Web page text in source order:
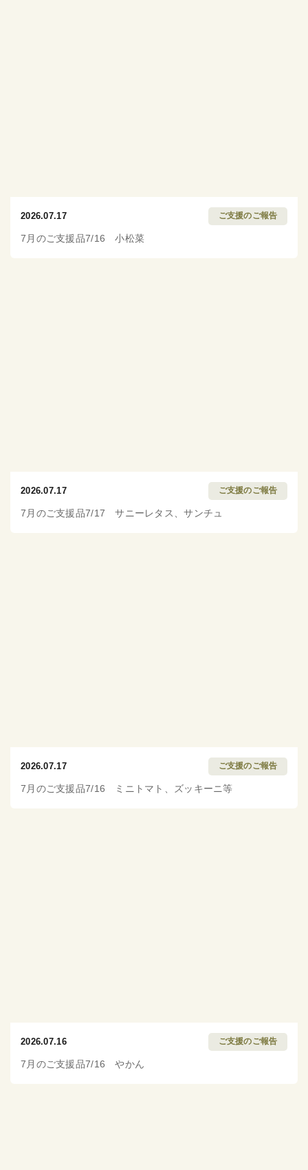
2026.07.17 ご支援のご報告
7月のご支援品7/16 小松菜
2026.07.17 ご支援のご報告
7月のご支援品7/17 サニーレタス、サンチュ
2026.07.17 ご支援のご報告
7月のご支援品7/16 ミニトマト、ズッキーニ等
2026.07.16 ご支援のご報告
7月のご支援品7/16 やかん